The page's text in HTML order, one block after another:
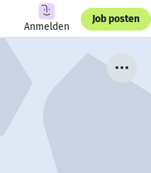
Anmelden
Job posten